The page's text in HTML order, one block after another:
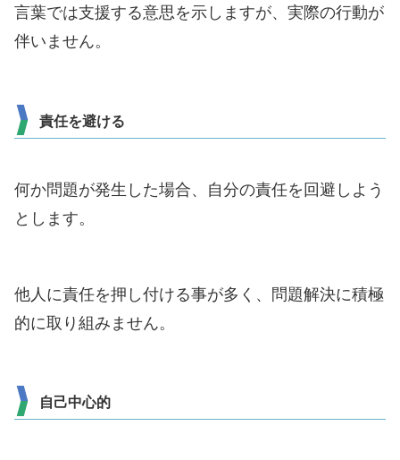
言葉では支援する意思を示しますが、実際の行動が
伴いません。
責任を避ける
何か問題が発生した場合、自分の責任を回避しよう
とします。
他人に責任を押し付ける事が多く、問題解決に積極
的に取り組みません。
自己中心的